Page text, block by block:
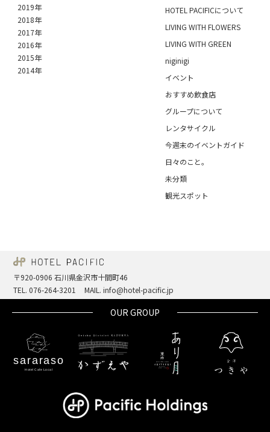
2019年
2018年
2017年
2016年
2015年
2014年
HOTEL PACIFICについて
LIVING WITH FLOWERS
LIVING WITH GREEN
niginigi
イベント
おすすめ飲食店
グループについて
レンタサイクル
今週末のイベントガイド
日々のこと。
未分類
観光スポット
〒920-0906 石川県金沢市十間町46
TEL. 076-264-3201
MAIL. info@hotel-pacific.jp
OUR GROUP